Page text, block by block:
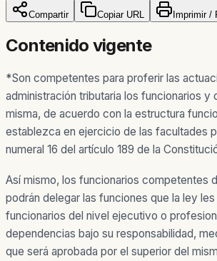
Compartir Copiar URL Imprimir /
Contenido vigente
*Son competentes para proferir las
administración tributaria los funcionarios y
misma, de acuerdo con la estructura
establezca en ejercicio de las facultades
numeral 16 del artículo 189 de la
Así mismo, los funcionarios competentes
podrán delegar las funciones que la ley
funcionarios del nivel ejecutivo o
dependencias bajo su responsabilidad,
que será aprobada por el superior del